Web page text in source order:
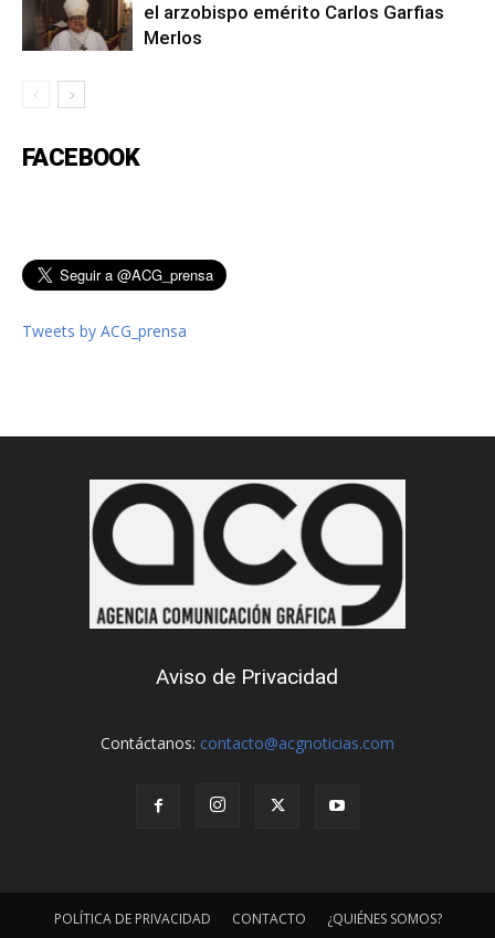
el arzobispo emérito Carlos Garfias
Merlos
FACEBOOK
Tweets by ACG_prensa
Aviso de Privacidad
Contáctanos: contacto@acgnoticias.com
POLÍTICA DE PRIVACIDAD CONTACTO ¿QUIÉNES SOMOS?